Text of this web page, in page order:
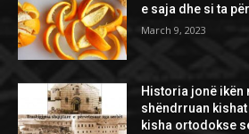
e saja dhe si ta
March 9, 2023
Historia jonë ikën
shëndrruan
kisha ortodokse